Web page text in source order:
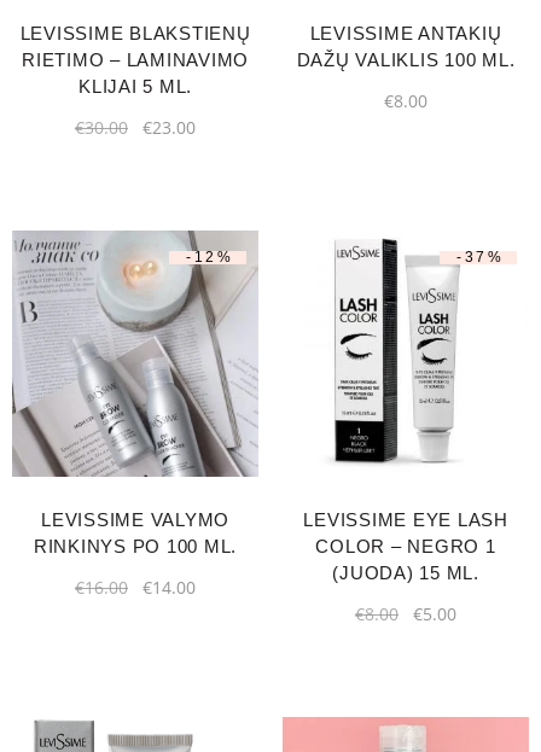
LEVISSIME BLAKSTIENŲ
RIETIMO – LAMINAVIMO
KLIJAI 5 ML.
€30.00 €23.00
LEVISSIME ANTAKIŲ
DAŽŲ VALIKLIS 100 ML.
€8.00
-12%
LEVISSIME VALYMO
RINKINYS PO 100 ML.
€16.00 €14.00
-37%
LEVISSIME EYE LASH
COLOR – NEGRO 1
(JUODA) 15 ML.
€8.00 €5.00